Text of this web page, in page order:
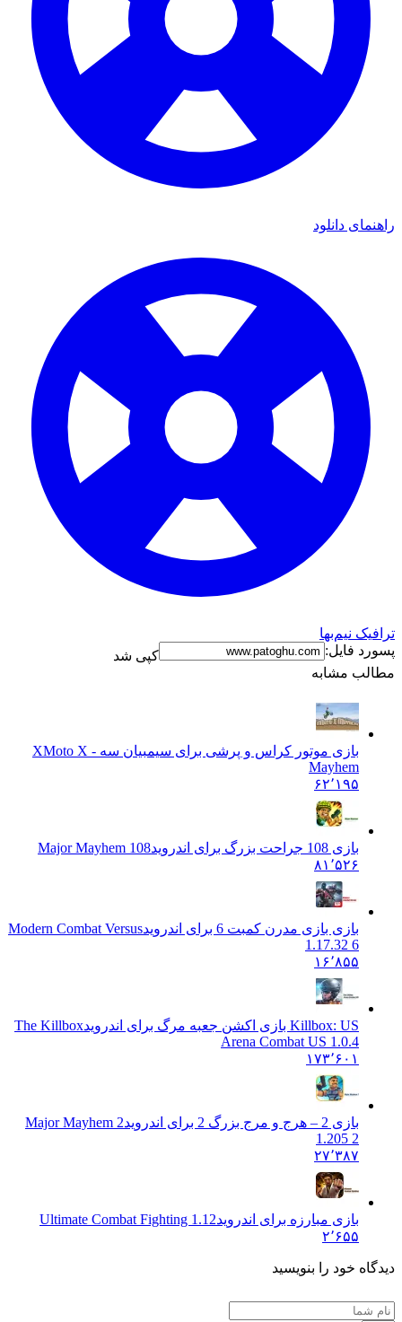
راهنمای دانلود
ترافیک نیم‌بها
پسورد فایل:
کپی شد
مطالب مشابه
بازی موتور کراس و پرشی برای سیمبیان سه - X Moto X
Mayhem
۶۲٬۱۹۵
بازی 108 جراحت بزرگ برای اندروید
Major Mayhem 108
۸۱٬۵۲۶
بازی بازی مدرن کمبت 6 برای اندروید
Modern Combat Versus
1.17.32 6
۱۶٬۸۵۵
Killbox: US بازی اکشن جعبه مرگ برای اندروید
The Killbox
Arena Combat US 1.0.4
۱۷۳٬۶۰۱
بازی 2 – هرج و مرج بزرگ 2 برای اندروید
Major Mayhem 2
1.205 2
۲۷٬۳۸۷
بازی مبارزه برای اندرویدUltimate Combat Fighting 1.12
۲٬۶۵۵
دیدگاه خود را بنویسید